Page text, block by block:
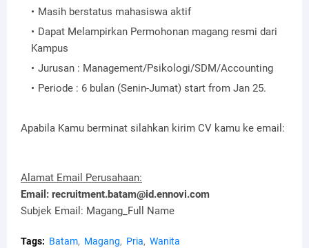
Masih berstatus mahasiswa aktif
Dapat Melampirkan Permohonan magang resmi dari
Kampus
Jurusan : Management/Psikologi/SDM/Accounting
Periode : 6 bulan (Senin-Jumat) start from Jan 25.
Apabila Kamu berminat silahkan kirim CV kamu ke email:
Alamat Email Perusahaan:
Email: recruitment.batam@id.ennovi.com
Subjek Email: Magang_Full Name
Tags: Batam Magang Pria Wanita